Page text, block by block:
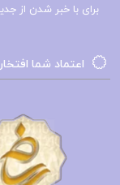
کتاب
کتاب
برای با خبر شدن از
اعتماد شما